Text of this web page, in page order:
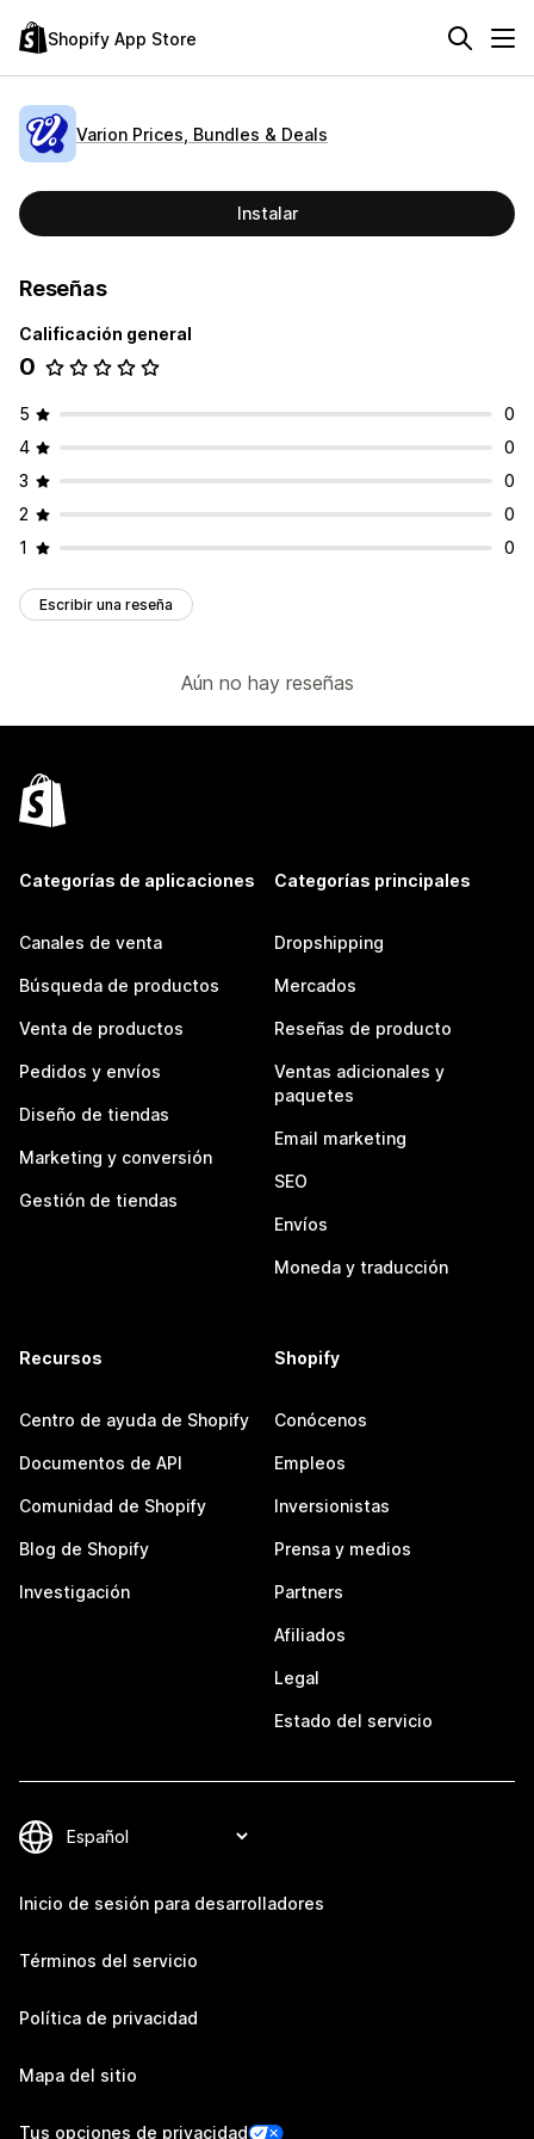
Shopify App Store
Varion Prices, Bundles & Deals
Instalar
Reseñas
Calificación general
0
5
0
4
0
3
0
2
0
1
0
Escribir una reseña
Aún no hay reseñas
Categorías de aplicaciones
Canales de venta
Búsqueda de productos
Venta de productos
Pedidos y envíos
Diseño de tiendas
Marketing y conversión
Gestión de tiendas
Categorías principales
Dropshipping
Mercados
Reseñas de producto
Ventas adicionales y
paquetes
Email marketing
SEO
Envíos
Moneda y traducción
Recursos
Centro de ayuda de Shopify
Documentos de API
Comunidad de Shopify
Blog de Shopify
Investigación
Shopify
Conócenos
Empleos
Inversionistas
Prensa y medios
Partners
Afiliados
Legal
Estado del servicio
Inicio de sesión para desarrolladores
Términos del servicio
Política de privacidad
Mapa del sitio
Tus opciones de privacidad